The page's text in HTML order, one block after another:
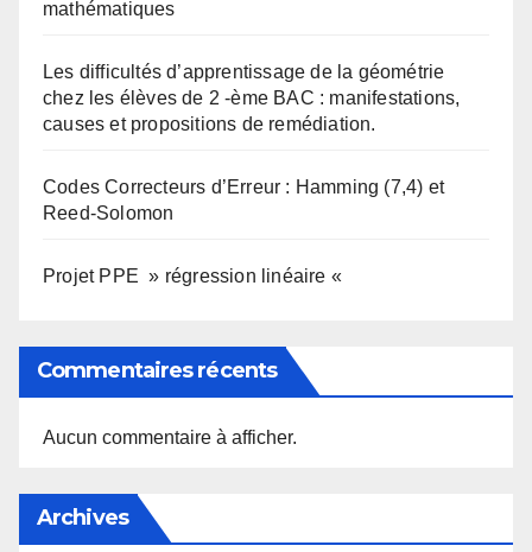
mathématiques
Les difficultés d’apprentissage de la géométrie
chez les élèves de 2 -ème BAC : manifestations,
causes et propositions de remédiation.
Codes Correcteurs d’Erreur : Hamming (7,4) et
Reed-Solomon
Projet PPE » régression linéaire «
Commentaires récents
Aucun commentaire à afficher.
Archives